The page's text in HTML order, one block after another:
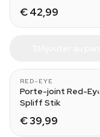
€ 42,99
RED-EYE
Porte-joint Red-Eye
Spliff Stik
€ 39,99